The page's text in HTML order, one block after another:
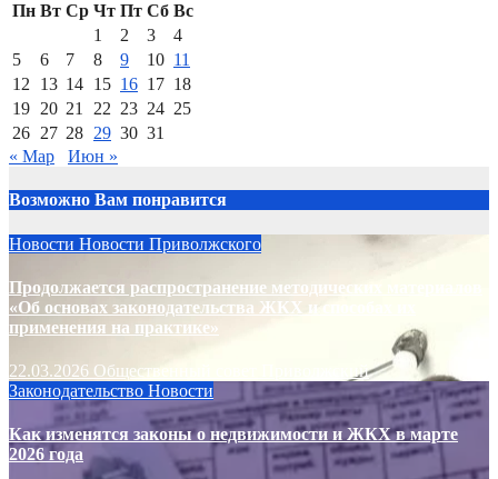
Пн Вт Ср Чт Пт Сб Вс
1
2 3
4
5
6 7 8 9 10 11
12
13 14 15 16 17 18
19 20 21 22 23 24 25
26 27 28 29 30 31
« Мар
Июн »
Возможно Вам понравится
Новости Новости Приволжского
Продолжается распространение методических материалов
«Об основах законодательства ЖКХ и способах их
применения на практике»
22.03.2026 Общественный совет Приволжский
Законодательство Новости
Как изменятся законы о недвижимости и ЖКХ в марте
2026 года